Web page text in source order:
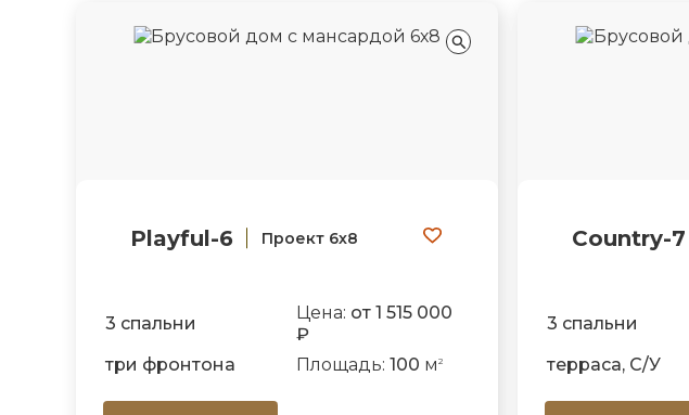
Playful-6 Проект 6х8
3 спальни
Цена: от 1 515 000
₽
три фронтона
Площадь: 100 м 2
Country-7
3 спальни
терраса, С/У